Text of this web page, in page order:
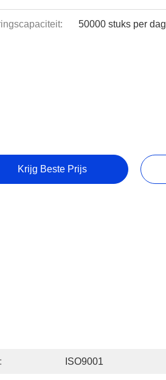
50000 stuks per dag
Krijg Beste Prijs
ISO9001